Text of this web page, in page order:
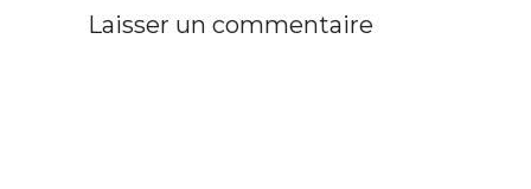
Laisser un commentaire